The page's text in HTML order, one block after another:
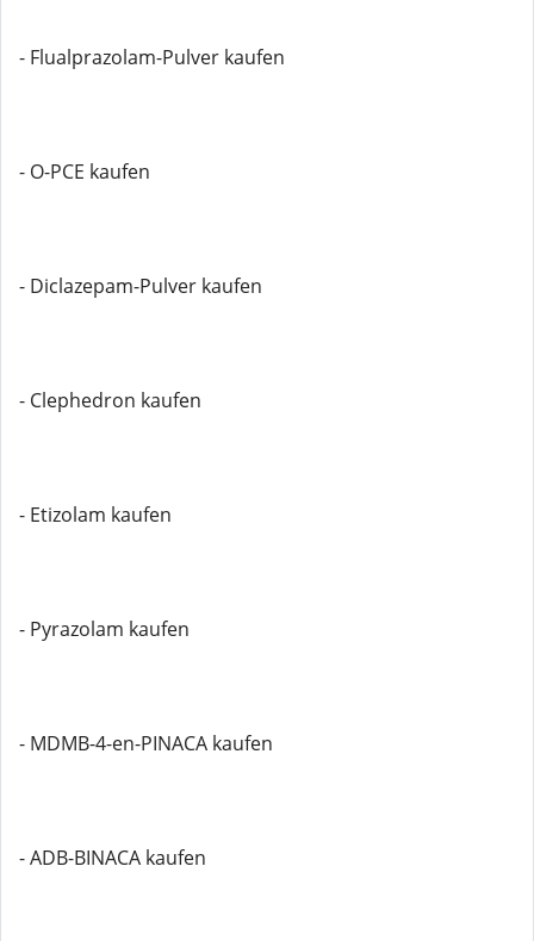
- Flualprazolam-Pulver kaufen
- O-PCE kaufen
- Diclazepam-Pulver kaufen
- Clephedron kaufen
- Etizolam kaufen
- Pyrazolam kaufen
- MDMB-4-en-PINACA kaufen
- ADB-BINACA kaufen